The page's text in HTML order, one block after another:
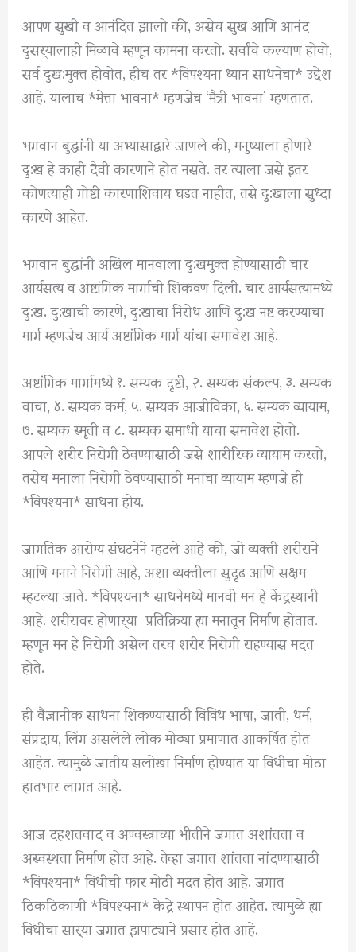
आपण सुखी व आनंदित झालो की, असेच सुख आणि आनंद
दुसर्‍यालाही मिळावे म्हणून कामना करतो. सर्वांचे कल्याण होवो,
सर्व दुख:मुक्त होवोत, हीच तर *विपश्यना ध्यान साधनेचा* उद्देश
आहे. यालाच *मेत्ता भावना* म्हणजेच ‘मैत्री भावना’ म्हणतात.
भगवान बुद्धांनी या अभ्यासाद्वारे जाणले की, मनुष्याला होणारे
दु:ख हे काही दैवी कारणाने होत नसते. तर त्याला जसे इतर
कोणत्याही गोष्टी कारणाशिवाय घडत नाहीत, तसे दु:खाला सुध्दा
कारणे आहेत.
भगवान बुद्धांनी अखिल मानवाला दु:खमुक्त होण्यासाठी चार
आर्यसत्य व अष्टांगिक मार्गाची शिकवण दिली. चार आर्यसत्यामध्ये
दु:ख. दु:खाची कारणे, दु:खाचा निरोध आणि दु:ख नष्ट करण्याचा
मार्ग म्हणजेच आर्य अष्टांगिक मार्ग यांचा समावेश आहे.
अष्टांगिक मार्गामध्ये १. सम्यक दृष्टी, २. सम्यक संकल्प, ३. सम्यक
वाचा, ४. सम्यक कर्म, ५. सम्यक आजीविका, ६. सम्यक व्यायाम,
७. सम्यक स्मृती व ८. सम्यक समाधी याचा समावेश होतो.
आपले शरीर निरोगी ठेवण्यासाठी जसे शारीरिक व्यायाम करतो,
तसेच मनाला निरोगी ठेवण्यासाठी मनाचा व्यायाम म्हणजे ही
*विपश्यना* साधना होय.
जागतिक आरोग्य संघटनेने म्हटले आहे की, जो व्यक्ती शरीराने
आणि मनाने निरोगी आहे, अशा व्यक्तीला सुदृढ आणि सक्षम
म्हटल्या जाते. *विपश्यना* साधनेमध्ये मानवी मन हे केंद्रस्थानी
आहे. शरीरावर होणार्‍या प्रतिक्रिया ह्या मनातून निर्माण होतात.
म्हणून मन हे निरोगी असेल तरच शरीर निरोगी राहण्यास मदत
होते.
ही वैज्ञानीक साधना शिकण्यासाठी विविध भाषा, जाती, धर्म,
संप्रदाय, लिंग असलेले लोक मोठ्या प्रमाणात आकर्षित होत
आहेत. त्यामुळे जातीय सलोखा निर्माण होण्यात या विधीचा मोठा
हातभार लागत आहे.
आज दहशतवाद व अण्वस्त्राच्या भीतीने जगात अशांतता व
अस्वस्थता निर्माण होत आहे. तेव्हा जगात शांतता नांदण्यासाठी
*विपश्यना* विधीची फार मोठी मदत होत आहे. जगात
ठिकठिकाणी *विपश्यना* केद्रे स्थापन होत आहेत. त्यामुळे ह्या
विधीचा सार्‍या जगात झपाट्याने प्रसार होत आहे.